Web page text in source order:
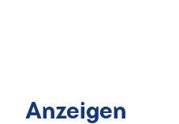
Anzeigen